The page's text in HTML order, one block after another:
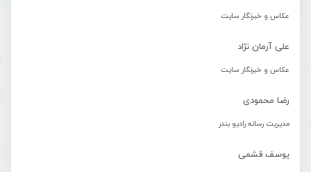
عکاس و خبرنگار سایت
علی آرمان نژاد
عکاس و خبرنگار سایت
رضا محمودی
مدیریت رسانه رادیو بندر
یوسف قشمی